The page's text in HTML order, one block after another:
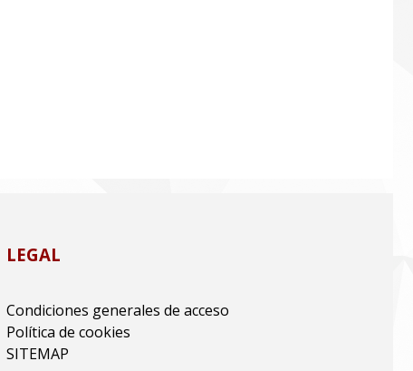
LEGAL
Condiciones generales de acceso
Política de cookies
SITEMAP